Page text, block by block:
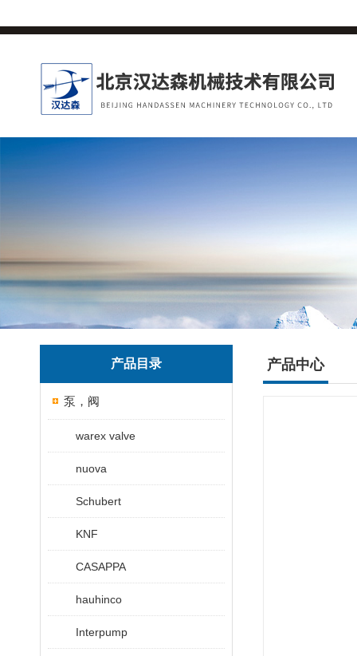
产品目录
泵，阀
warex valve
nuova
Schubert
KNF
CASAPPA
hauhinco
Interpump
产品中心